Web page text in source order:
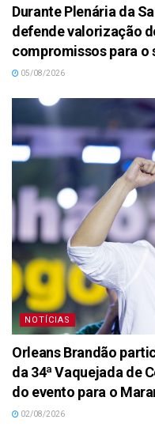
Durante Plenária da
defende valorização
compromissos para o
05/08/2026
NOTÍCIAS
Orleans Brandão
da 34ª Vaquejada de
do evento para o
02/08/2026